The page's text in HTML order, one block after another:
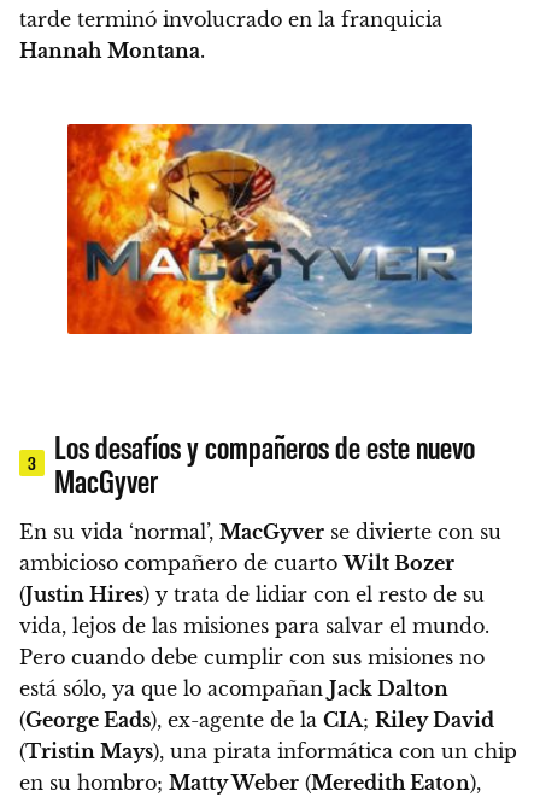
tarde terminó involucrado en la franquicia
Hannah Montana.
3
Los desafíos y compañeros de este nuevo
MacGyver
En su vida ‘normal’, MacGyver se divierte con su
ambicioso compañero de cuartoWilt Bozer
(Justin Hires) y trata de lidiar con el resto de su
vida, lejos de las misiones para salvar el mundo.
Pero cuando debe cumplir con sus misiones no
está sólo, ya que lo acompañan Jack Dalton
(George Eads), ex-agente de la CIA; Riley David
(Tristin Mays), una pirata informática con un chip
en su hombro; Matty Weber (Meredith Eaton),